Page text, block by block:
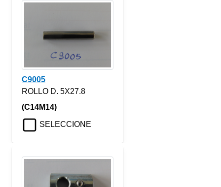
C9005
ROLLO D. 5X27.8
(C14M14)
SELECCIONE